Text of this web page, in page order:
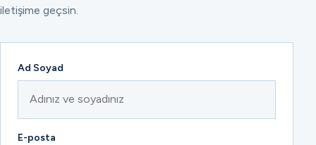
iletişime geçsin.
Ad Soyad
E-posta